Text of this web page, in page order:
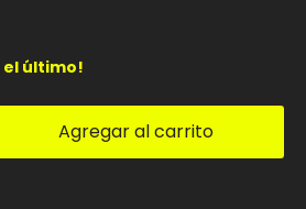
el último!